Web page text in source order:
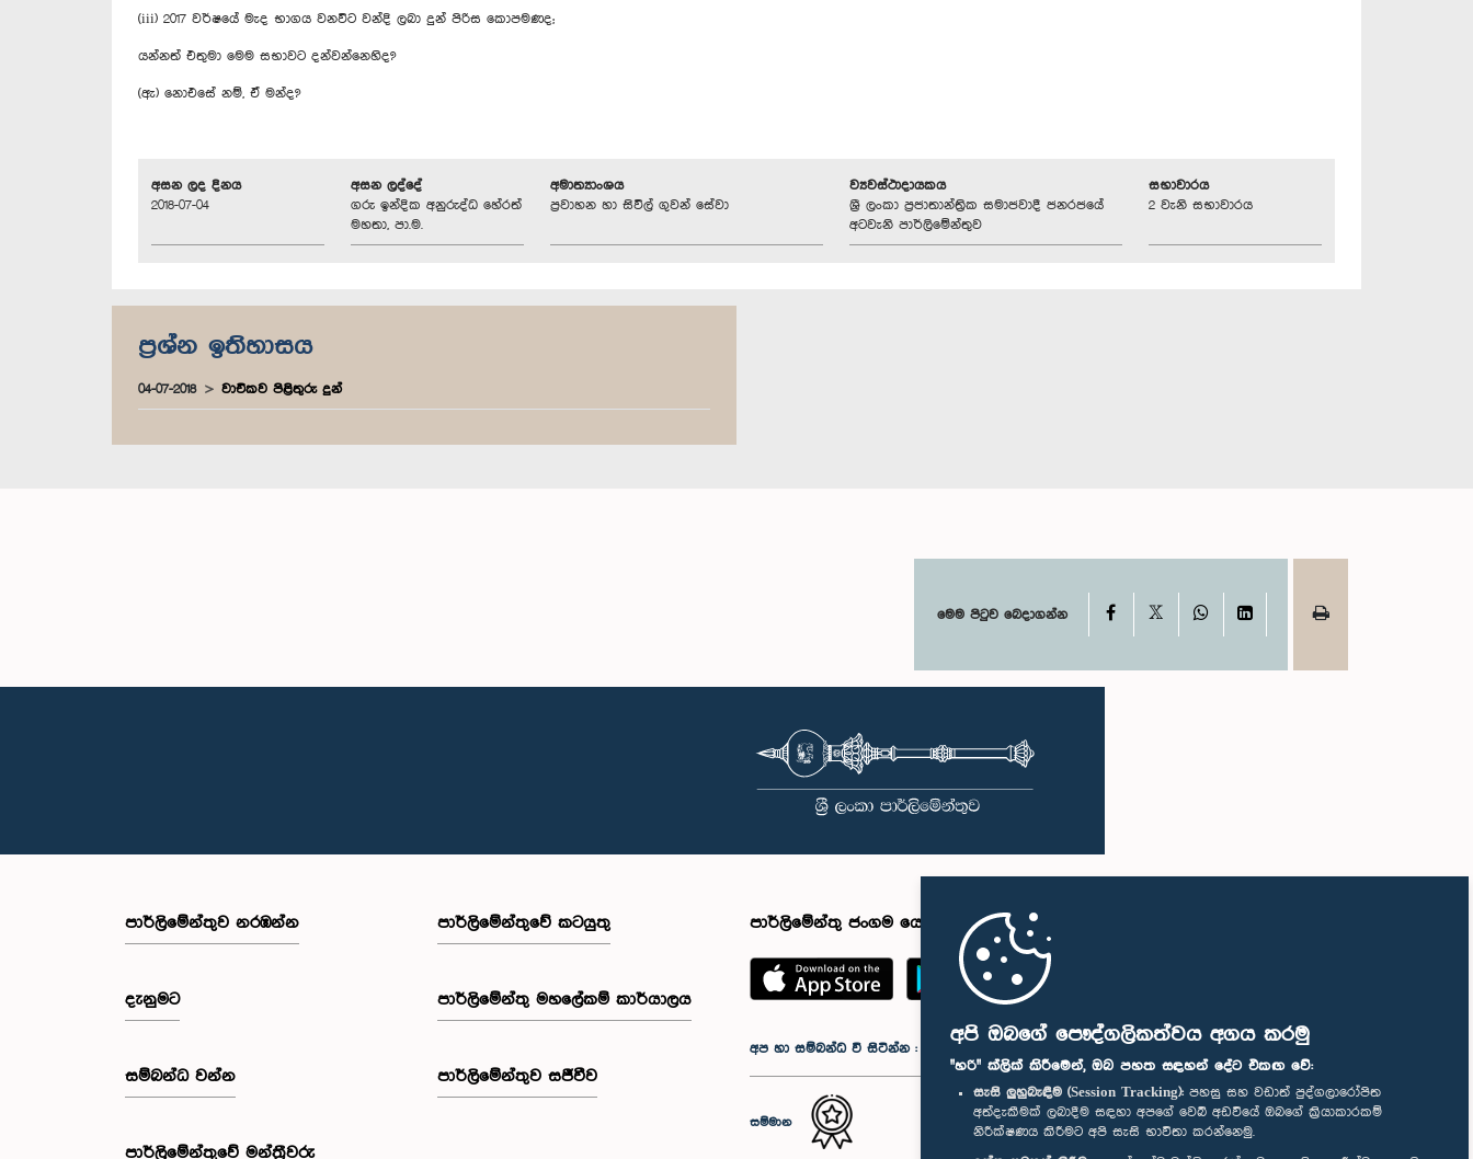
අපි ඔබගේ පෞද්ගලිකත්වය අගය කරමු
"හරි" ක්ලික් කිරීමෙන්, ඔබ පහත සඳහන් දේට එකඟ වේ:
සැසි ලුහුබැඳීම (Session Tracking): පහසු සහ වඩාත් පුද්ගලාරෝපිත
අත්දැකීමක් ලබාදීම සඳහා අපගේ වෙබ් අඩවියේ ඔබගේ ක්‍රියාකාරකම්
නිරීක්ෂණය කිරීමට අපි සැසි භාවිතා කරන්නෙමු.
(iii) 2017 වර්ෂයේ මැද භාගය වනවිට වන්දි ලබා දුන් පිරිස කොපමණද;
යන්නත් එතුමා මෙම සභාවට දන්වන්නෙහිද?
(ඇ) නොඑසේ නම්, ඒ මන්ද?
අසන ලද දිනය
2018-07-04
අසන ලද්දේ
ගරු ඉන්දික අනුරුද්ධ හේරත්
මහතා, පා.ම.
අමාත්‍යාංශය
ප්‍රවාහන හා සිවිල් ගුවන් සේවා
ව්‍යවස්ථාදායකය
ශ්‍රී ලංකා ප්‍රජාතාන්ත්‍රික සමාජවාදී ජනරජයේ
අටවැනි පාර්ලිමේන්තුව
සභාවාරය
2 වැනි සභාවාරය
ප්‍රශ්න ඉතිහාසය
04-07-2018 වාචිකව පිළිතුරු දුන්
මෙම පිටුව බෙදාගන්න Facebook WhatsAppLinkedIn
පාර්ලි‌මේන්තුව නරඹන්න
දැනුමට
සම්බන්ධ වන්න
පාර්ලි‌මේන්තුවේ මන්ත්‍රීවරු
පාර්ලිමේන්තුවේ කටයුතු
පාර්ලිමේන්තු මහලේකම් කාර්යාලය
පාර්ලිමේන්තුව සජීවීව
පාර්ලිමේන්තු ජංගම යෙදුම
අප හා සම්බන්ධ වී සිටින්න :
සම්මාන